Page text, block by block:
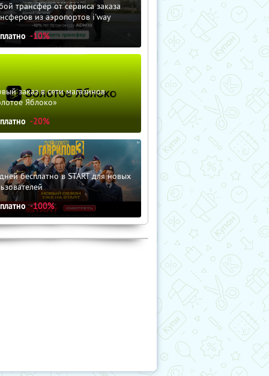
трансфер от сервиса заказа
из аэропортов i'way
-10%
заказ в сети магазинов
Яблоко»
-20%
бесплатно в START для новых
-100%